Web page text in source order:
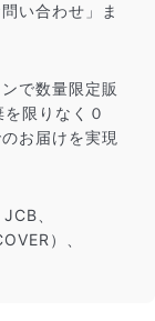
い合わせ」ま
で数量限定販
限りなく０
お届けを実現
、
）、